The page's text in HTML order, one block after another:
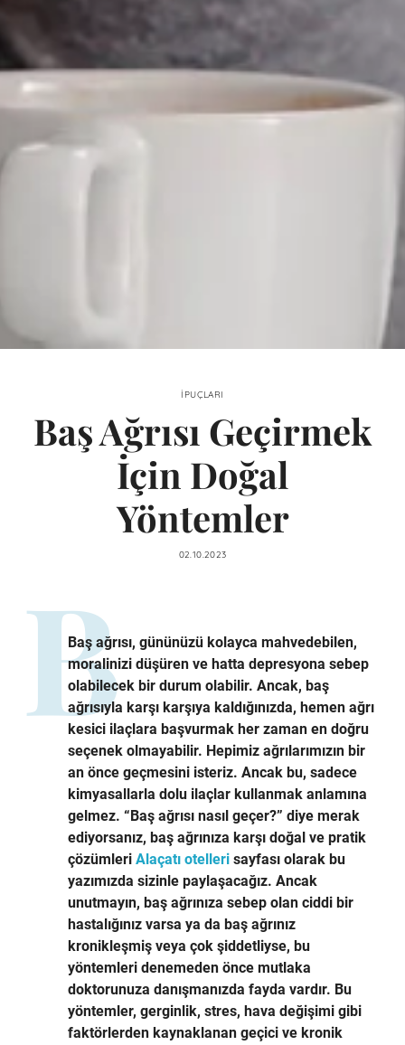
İPUÇLARI
Baş Ağrısı Geçirmek
İçin Doğal
Yöntemler
02.10.2023
Baş ağrısı, gününüzü kolayca mahvedebilen,
moralinizi düşüren ve hatta depresyona sebep
olabilecek bir durum olabilir. Ancak, baş
ağrısıyla karşı karşıya kaldığınızda, hemen ağrı
kesici ilaçlara başvurmak her zaman en doğru
seçenek olmayabilir. Hepimiz ağrılarımızın bir
an önce geçmesini isteriz. Ancak bu, sadece
kimyasallarla dolu ilaçlar kullanmak anlamına
gelmez. “Baş ağrısı nasıl geçer?” diye merak
ediyorsanız, baş ağrınıza karşı doğal ve pratik
çözümleri Alaçatı otelleri sayfası olarak bu
yazımızda sizinle paylaşacağız. Ancak
unutmayın, baş ağrınıza sebep olan ciddi bir
hastalığınız varsa ya da baş ağrınız
kronikleşmiş veya çok şiddetliyse, bu
yöntemleri denemeden önce mutlaka
doktorunuza danışmanızda fayda vardır. Bu
yöntemler, gerginlik, stres, hava değişimi gibi
faktörlerden kaynaklanan geçici ve kronik